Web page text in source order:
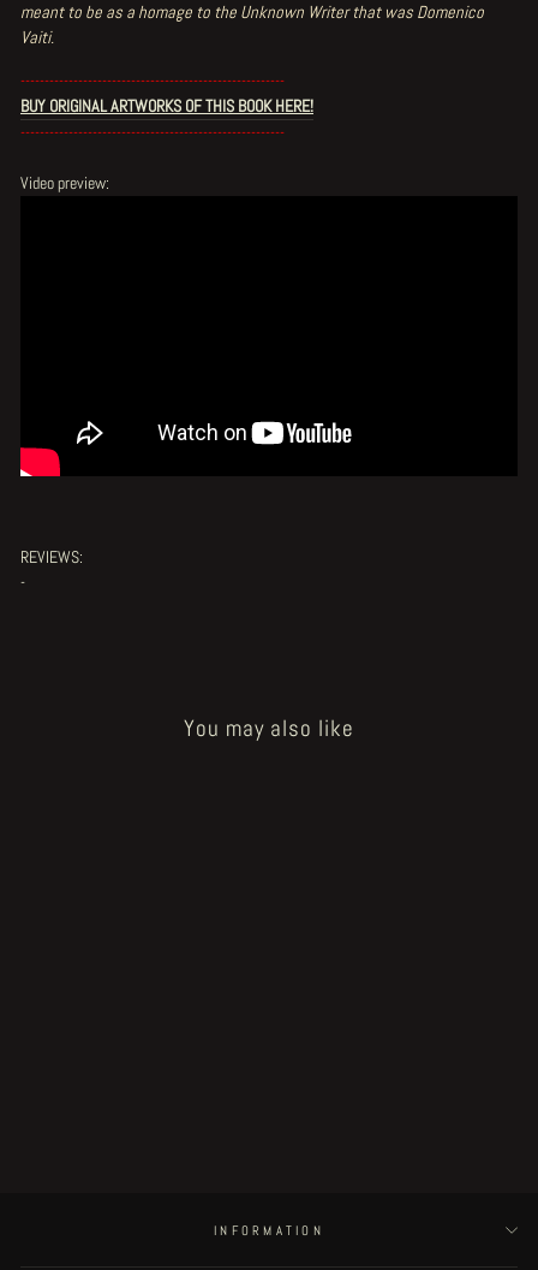
meant to be as a homage to the Unknown Writer that was Domenico
Vaiti.
-------------------------------------------------------
BUY ORIGINAL ARTWORKS OF THIS BOOK HERE!
-------------------------------------------------------
Video preview:
REVIEWS:
-
You may also like
INFORMATION